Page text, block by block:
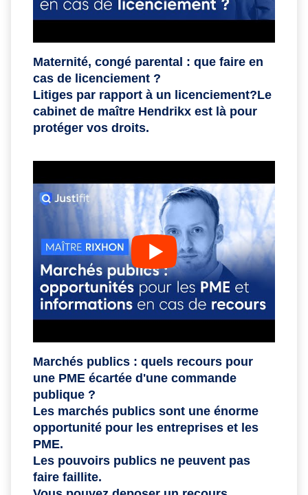
Maternité, congé parental : que faire en
cas de licenciement ?
Litiges par rapport à un licenciement?Le
cabinet de maître Hendrikx est là pour
protéger vos droits.
Marchés publics : quels recours pour
une PME écartée d'une commande
publique ?
Les marchés publics sont une énorme
opportunité pour les entreprises et les
PME.
Les pouvoirs publics ne peuvent pas
faire faillite.